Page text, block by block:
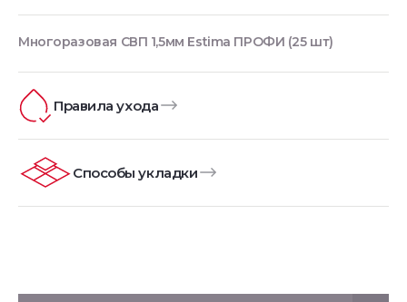
Многоразовая СВП 1,5мм Estima ПРОФИ (25 шт)
Правила ухода
Способы укладки